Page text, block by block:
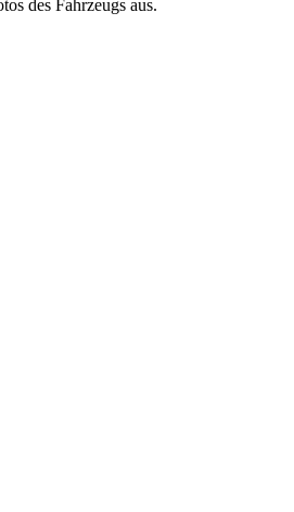
des Fahrzeugs aus.